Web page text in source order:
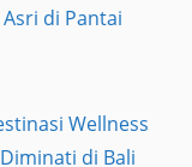
di Pantai
Wellness
di Bali